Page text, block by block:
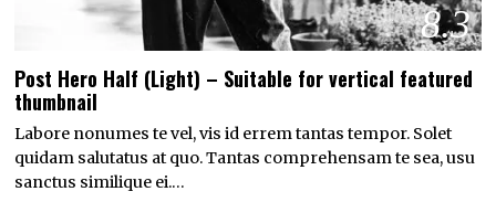
8.3
Post Hero Half (Light) – Suitable for vertical featured
thumbnail
Labore nonumes te vel, vis id errem tantas tempor. Solet
quidam salutatus at quo. Tantas comprehensam te sea, usu
sanctus similique ei.…